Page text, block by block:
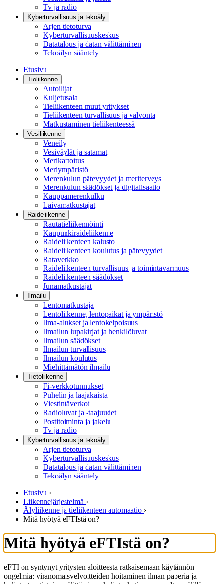
Tv ja radio
Kyberturvallisuus ja tekoäly
Arjen tietoturva
Kyberturvallisuuskeskus
Datatalous ja datan välittäminen
Tekoälyn sääntely
Etusivu
Tieliikenne
Autoilijat
Kuljetusala
Tieliikenteen muut yritykset
Tieliikenteen turvallisuus ja valvonta
Matkustaminen tieliikenteessä
Vesiliikenne
Veneily
Vesiväylät ja satamat
Merikartoitus
Meriympäristö
Merenkulun pätevyydet ja meriterveys
Merenkulun säädökset ja digitalisaatio
Kauppamerenkulku
Laivamatkustajat
Raideliikenne
Rautatieliikennöinti
Kaupunkiraideliikenne
Raideliikenteen kalusto
Raideliikenteen koulutus ja pätevyydet
Rataverkko
Raideliikenteen turvallisuus ja toimintavarmuus
Raideliikenteen säädökset
Junamatkustajat
Ilmailu
Lentomatkustaja
Lentoliikenne, lentopaikat ja ympäristö
Ilma-alukset ja lentokelpoisuus
Ilmailun lupakirjat ja henkilöluvat
Ilmailun säädökset
Ilmailun turvallisuus
Ilmailun koulutus
Miehittämätön ilmailu
Tietoliikenne
Fi-verkkotunnukset
Puhelin ja laajakaista
Viestintäverkot
Radioluvat ja -taajuudet
Postitoiminta ja jakelu
Tv ja radio
Kyberturvallisuus ja tekoäly
Arjen tietoturva
Kyberturvallisuuskeskus
Datatalous ja datan välittäminen
Tekoälyn sääntely
Etusivu ›
Liikennejärjestelmä ›
Älyliikenne ja tieliikenteen automaatio ›
Mitä hyötyä eFTIstä on?
Mitä hyötyä eFTIstä on?
eFTI on syntynyt yritysten aloitteesta ratkaisemaan käytännön
ongelmia: viranomaisvelvoitteiden hoitaminen ilman paperia ja